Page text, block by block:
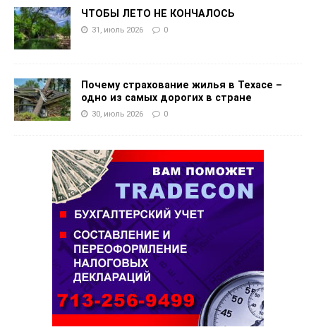
ЧТОБЫ ЛЕТО НЕ КОНЧАЛОСЬ
31, июль 2026 0
Почему страхование жилья в Техасе –
одно из самых дорогих в стране
30, июль 2026 0